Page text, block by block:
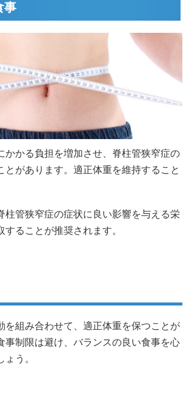
事
かかる負担を増加させ、脊柱管狭窄症の
とがあります。適正体重を維持すること
柱管狭窄症の症状に良い影響を与える栄
ることが推奨されます。
を組み合わせて、適正体重を保つことが
事制限は避け、バランスの良い食事を心
う。